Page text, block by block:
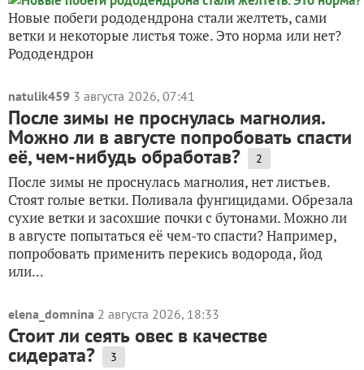
Новые побеги рододендрона стали желтеть, сами
ветки и некоторые листья тоже. Это норма или нет?
Рододендрон
natulik459 3 августа 2026, 07:41
После зимы не проснулась магнолия.
Можно ли в августе попробовать спасти
её, чем-нибудь обработав? 2
После зимы не проснулась магнолия, нет листьев.
Стоят голые ветки. Поливала фунгицидами. Обрезала
сухие ветки и засохшие почки с бутонами. Можно ли
в августе попытаться её чем-то спасти? Например,
попробовать применить перекись водорода, йод
или...
elena_domnina 2 августа 2026, 18:33
Стоит ли сеять овес в качестве
сидерата? 3